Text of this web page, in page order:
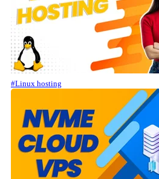
#Linux hosting